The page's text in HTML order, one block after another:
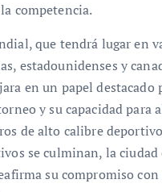
competencia.
que tendrá lugar en
estadounidenses y
en un papel
y su capacidad para
de alto calibre
se culminan, la ciudad
su compromiso